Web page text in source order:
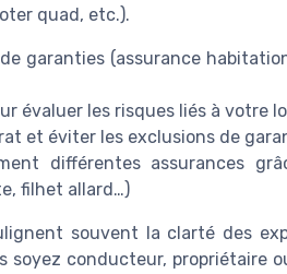
quad, etc.).
garanties (assurance
évaluer les risques liés à votre
et éviter les exclusions de
différentes assurances
filhet allard…)
souvent la clarté des
soyez conducteur, propriétaire